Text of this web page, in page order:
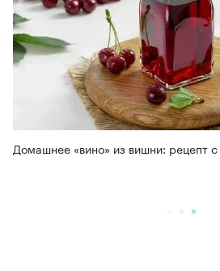
Домашнее «вино» из вишни: рецепт